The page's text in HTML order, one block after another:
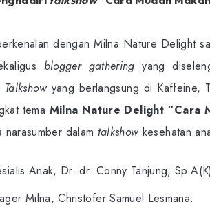
dengan Milna Nature Delight
blogger gathering yang
Talkshowyang berlangsung di Kaffeine,
tema Milna Nature Delight “Cara
dalam talkshow kesehatan
Anak, Dr. dr. Conny Tanjung,
Milna, Christofer Samuel Lesmana.